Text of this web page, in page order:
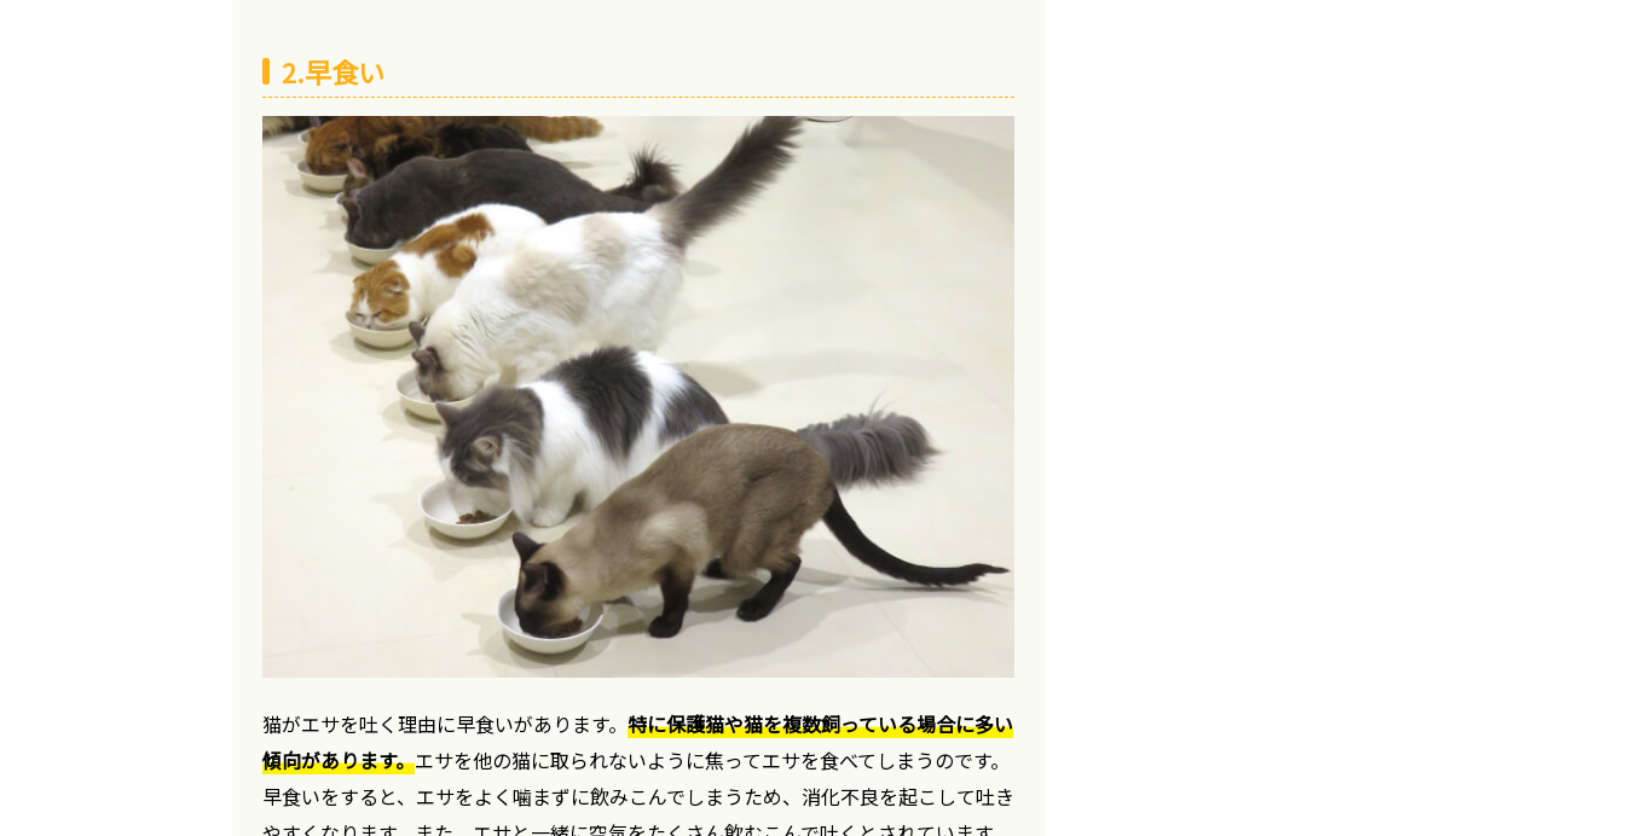
2.早食い
猫がエサを吐く理由に早食いがあります。 特に保護猫や猫を複数飼っている場合に多い
傾向があります。エサを他の猫に取られないように焦ってエサを食べてしまうのです。
早食いをすると、エサをよく噛まずに飲みこんでしまうため、消化不良を起こして吐き